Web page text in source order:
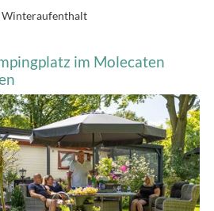
Winteraufenthalt
im Molecaten